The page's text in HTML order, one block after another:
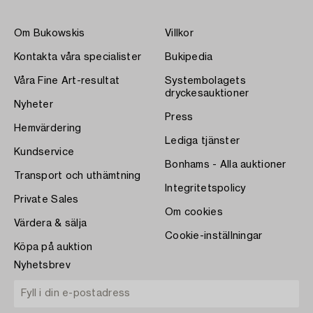
Om Bukowskis
Kontakta våra specialister
Våra Fine Art-resultat
Nyheter
Hemvärdering
Kundservice
Transport och uthämtning
Private Sales
Värdera & sälja
Köpa på auktion
Villkor
Bukipedia
Systembolagets
dryckesauktioner
Press
Lediga tjänster
Bonhams - Alla auktioner
Integritetspolicy
Om cookies
Cookie-inställningar
Nyhetsbrev